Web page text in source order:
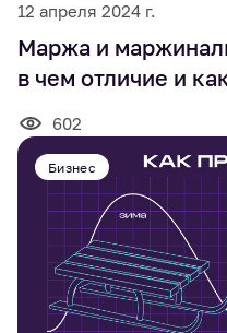
12 апреля 2024 г.
Маржа и
в чем отличие и
602
Бизнес